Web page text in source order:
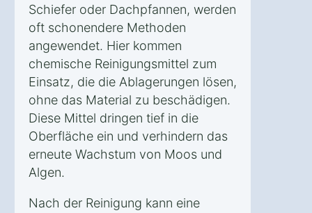
Schiefer oder Dachpfannen, werden
oft schonendere Methoden
angewendet. Hier kommen
chemische Reinigungsmittel zum
Einsatz, die die Ablagerungen lösen,
ohne das Material zu beschädigen.
Diese Mittel dringen tief in die
Oberfläche ein und verhindern das
erneute Wachstum von Moos und
Algen.
Nach der Reinigung kann eine